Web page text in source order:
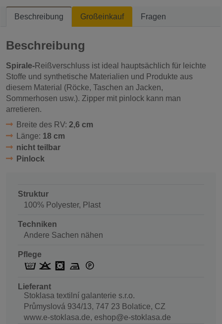
Beschreibung Großeinkauf Fragen
Beschreibung
Spirale-Reißverschluss ist ideal hauptsächlich für leichte
Stoffe und synthetische Materialien und Produkte aus
diesem Material (Röcke, Taschen an Jacken,
Sommerhosen usw.). Zipper mit pinlock kann man
arretieren.
Breite des RV: 2,6 cm
Länge: 18 cm
nicht teilbar
Pinlock
Struktur
100% Polyester, Plast
Techniken
Andere Sachen nähen
Pflege
Lieferant
Stoklasa textilní galanterie s.r.o.
Průmyslová 934/13, 747 23 Bolatice, CZ
www.e-stoklasa.de, eshop@e-stoklasa.de